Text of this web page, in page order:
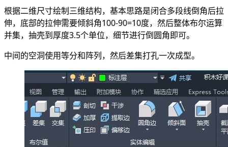
根据二维尺寸绘制三维结构，基本思路是闭合多段线倒角后拉
伸，底部的拉伸需要倾斜角100-90=10度，然后整体布尔运算
并集，抽壳到厚度3.5个单位，细节进行倒圆角即可。
中间的空洞使用等分和阵列，然后差集打孔一次成型。